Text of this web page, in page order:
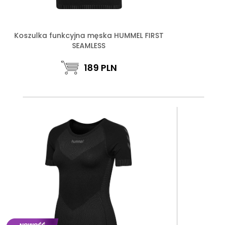
Koszulka funkcyjna męska HUMMEL FIRST
SEAMLESS
189 PLN